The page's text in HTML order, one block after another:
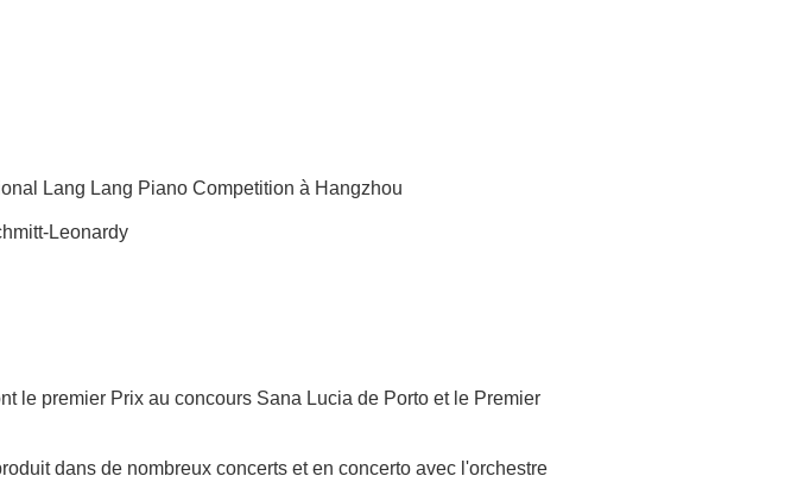
Lang Lang Piano Competition à Hangzhou
Leonardy
le premier Prix au concours Sana Lucia de Porto et le Premier
dans de nombreux concerts et en concerto avec l'orchestre